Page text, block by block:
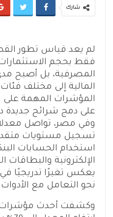
شارك
لم يعد قياس تطور
فقط بحجم
المصرفية، بل أصبح
المالية إلى مختلف
المؤشرات المهمة على
على دمج شرائح جديدة
وفي مصر، تواصل
تسجيل مستويات
استخدام الحسابات
الإلكترونية والبطاقات
يعكس تغيرًا تدريجيًا
نحو التعامل مع الأدوات
وكشفت أحدث مؤشرات